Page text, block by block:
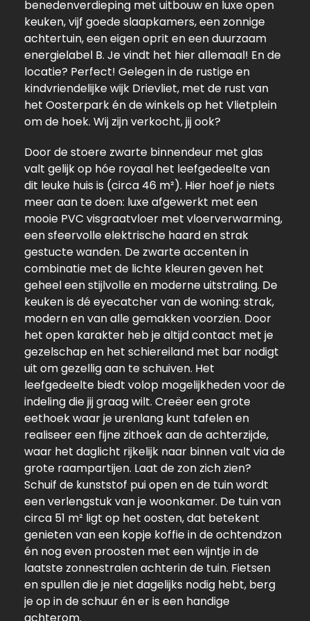
benedenverdieping met uitbouw en luxe open
keuken, vijf goede slaapkamers, een zonnige
achtertuin, een eigen oprit en een duurzaam
energielabel B. Je vindt het hier allemaal! En de
locatie? Perfect! Gelegen in de rustige en
kindvriendelijke wijk Drievliet, met de rust van
het Oosterpark én de winkels op het Vlietplein
om de hoek. Wij zijn verkocht, jij ook?
Door de stoere zwarte binnendeur met glas
valt gelijk op hóe royaal het leefgedeelte van
dit leuke huis is (circa 46 m²). Hier hoef je niets
meer aan te doen: luxe afgewerkt met een
mooie PVC visgraatvloer met vloerverwarming,
een sfeervolle elektrische haard en strak
gestucte wanden. De zwarte accenten in
combinatie met de lichte kleuren geven het
geheel een stijlvolle en moderne uitstraling. De
keuken is dé eyecatcher van de woning: strak,
modern en van alle gemakken voorzien. Door
het open karakter heb je altijd contact met je
gezelschap en het schiereiland met bar nodigt
uit om gezellig aan te schuiven. Het
leefgedeelte biedt volop mogelijkheden voor de
indeling die jij graag wilt. Creëer een grote
eethoek waar je urenlang kunt tafelen en
realiseer een fijne zithoek aan de achterzijde,
waar het daglicht rijkelijk naar binnen valt via de
grote raampartijen. Laat de zon zich zien?
Schuif de kunststof pui open en de tuin wordt
een verlengstuk van je woonkamer. De tuin van
circa 51 m² ligt op het oosten, dat betekent
genieten van een kopje koffie in de ochtendzon
én nog even proosten met een wijntje in de
laatste zonnestralen achterin de tuin. Fietsen
en spullen die je niet dagelijks nodig hebt, berg
je op in de schuur én er is een handige